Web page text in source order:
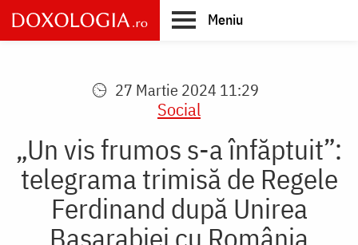
Skip
to
main
Meniu
27 Martie 2024 11:29
Social
„Un vis frumos s-a înfăptuit”:
telegrama trimisă de Regele
Ferdinand după Unirea